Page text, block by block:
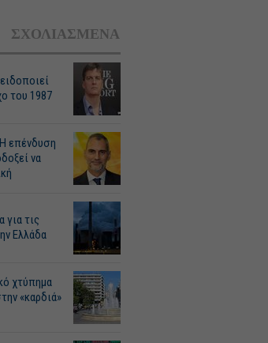
ΣΧΟΛΙΑΣΜΕΝΑ
του 1987
επένδυση
να
για τις
Ελλάδα
χτύπημα
«καρδιά»